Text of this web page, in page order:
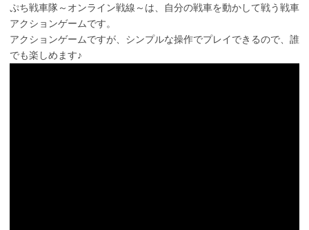
ぷち戦車隊～オンライン戦線～は、自分の戦車を動かして戦う戦車
アクションゲームです。
アクションゲームですが、シンプルな操作でプレイできるので、誰
でも楽しめます♪